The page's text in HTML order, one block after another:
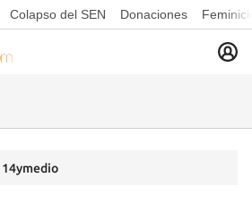
Colapso del SEN Donaciones
14ymedio